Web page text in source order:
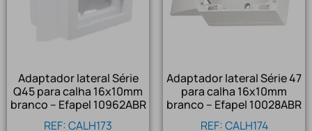
Adaptador lateral Série
Q45 para calha 16x10mm
branco – Efapel 10962ABR
REF: CALH173
Adaptador lateral Série 47
para calha 16x10mm
branco – Efapel 10028ABR
REF: CALH174